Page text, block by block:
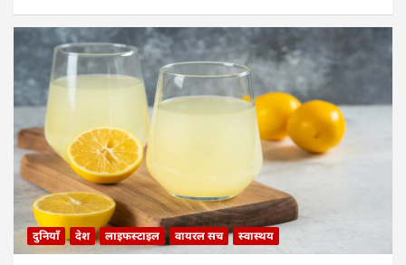
दुनियाँ देश लाइफस्टाइल वायरल सच स्वास्थय